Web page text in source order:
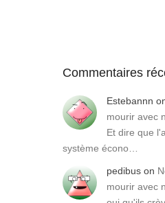
Commentaires
Estebannn
mourir avec
Et dire que
système écono…
pedibus on
mourir avec